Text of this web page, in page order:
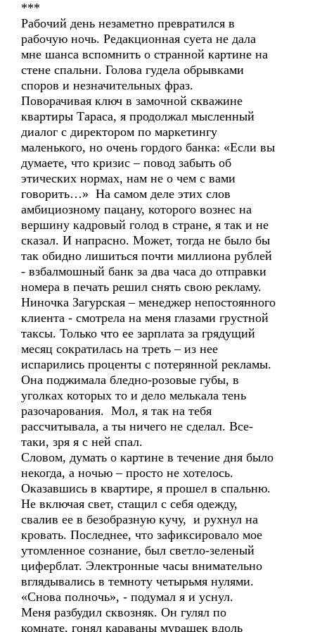
***
Рабочий день незаметно превратился в
рабочую ночь. Редакционная суета не дала
мне шанса вспомнить о странной картине на
стене спальни. Голова гудела обрывками
споров и незначительных фраз.
Поворачивая ключ в замочной скважине
квартиры Тараса, я продолжал мысленный
диалог с директором по маркетингу
маленького, но очень гордого банка: «Если вы
думаете, что кризис – повод забыть об
этических нормах, нам не о чем с вами
говорить…» На самом деле этих слов
амбициозному пацану, которого вознес на
вершину кадровый голод в стране, я так и не
сказал. И напрасно. Может, тогда не было бы
так обидно лишиться почти миллиона рублей
- взбалмошный банк за два часа до отправки
номера в печать решил снять свою рекламу.
Ниночка Загурская – менеджер непостоянного
клиента - смотрела на меня глазами грустной
таксы. Только что ее зарплата за грядущий
месяц сократилась на треть – из нее
испарились проценты с потерянной рекламы.
Она поджимала бледно-розовые губы, в
уголках которых то и дело мелькала тень
разочарования. Мол, я так на тебя
рассчитывала, а ты ничего не сделал. Все-
таки, зря я с ней спал.
Словом, думать о картине в течение дня было
некогда, а ночью – просто не хотелось.
Оказавшись в квартире, я прошел в спальню.
Не включая свет, стащил с себя одежду,
свалив ее в безобразную кучу, и рухнул на
кровать. Последнее, что зафиксировало мое
утомленное сознание, был светло-зеленый
циферблат. Электронные часы внимательно
вглядывались в темноту четырьмя нулями.
«Снова полночь», - подумал я и уснул.
Меня разбудил сквозняк. Он гулял по
комнате, гонял караваны мурашек вдоль